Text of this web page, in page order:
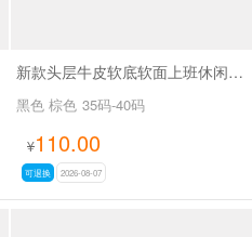
新款头层牛皮软底软面上班休闲百搭女鞋SA3089
黑色 棕色 35码-40码
¥110.00
可退换 2026-08-07